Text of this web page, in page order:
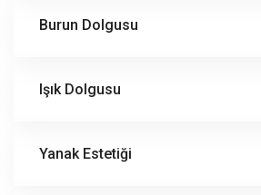
Burun Dolgusu
Işık Dolgusu
Yanak Estetiği